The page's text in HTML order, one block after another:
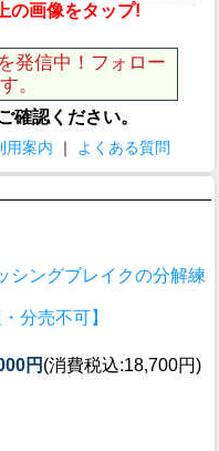
の画像をタップ!
発信中！フォロー
。
確認ください。
用案内 ｜ よくある質問
シングブレイクの分解練
分売不可】
円 (消費税込:18,700円)